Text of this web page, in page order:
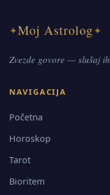
✦Moj Astrolog✦
Zvezde govore — slušaj ih
NAVIGACIJA
Početna
Horoskop
Tarot
Bioritem